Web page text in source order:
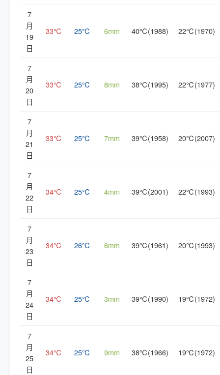
7
月
19
日
33℃ 25℃ 6mm 40℃(1988) 22℃(1970)
7
月
20
日
33℃ 25℃ 8mm 38℃(1995) 22℃(1977)
7
月
21
日
33℃ 25℃ 7mm 39℃(1958) 20℃(2007)
7
月
22
日
34℃ 25℃ 4mm 39℃(2001) 22℃(1993)
7
月
23
日
34℃ 26℃ 6mm 39℃(1961) 20℃(1993)
7
月
24
日
34℃ 25℃ 3mm 39℃(1990) 19℃(1972)
7
月
25
日
34℃ 25℃ 9mm 38℃(1966) 19℃(1972)